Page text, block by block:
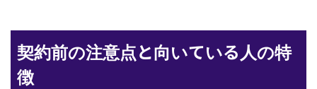
契約前の注意点と向いている人の特
徴